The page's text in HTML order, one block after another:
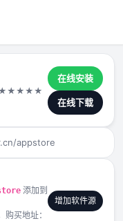
★ ★ ★ ★
2024-12-21
在线安装
在线下载
appstore
添加到
购买地址：
增加软件源